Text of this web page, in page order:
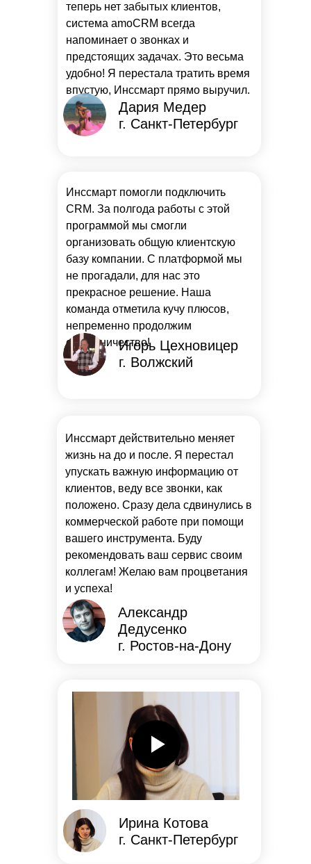
Инссмарт действительно меняет
жизнь на до и после. Я перестал
упускать важную информацию от
клиентов, веду все звонки, как
положено. Сразу дела сдвинулись в
коммерческой работе при помощи
вашего инструмента. Буду
рекомендовать ваш сервис своим
коллегам! Желаю вам процветания
и успеха!
Александр
Дедусенко
г. Ростов-на-Дону
Ирина Котова
г. Санкт-Петербург
теперь нет забытых клиентов,
система amoCRM всегда
напоминает о звонках и
предстоящих задачах. Это весьма
удобно! Я перестала тратить время
впустую, Инссмарт прямо выручил.
Дария Медер
г. Санкт-Петербург
Инссмарт помогли подключить
CRM. За полгода работы с этой
программой мы смогли
организовать общую клиентскую
базу компании. С платформой мы
не прогадали, для нас это
прекрасное решение. Наша
команда отметила кучу плюсов,
непременно продолжим
сотрудничество!Игорь Цехновицер
г. Волжский